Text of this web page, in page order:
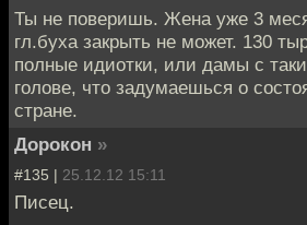
Ты не поверишь. Жена уже 3
гл.буха закрыть не может. 130
полные идиотки, или дамы с
голове, что задумаешься о
стране.
Дорокон »
#135 | 25.12.12 15:11
Писец.